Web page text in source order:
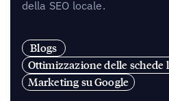
della SEO locale.
Blogs
Ottimizzazione delle schede
Marketing su Google